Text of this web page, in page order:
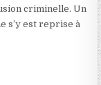
criminelle. Un
s’y est reprise à